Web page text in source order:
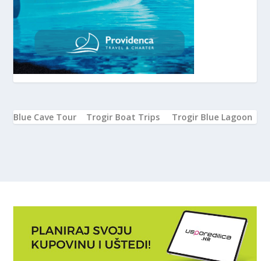
Blue Cave Tour Trogir Boat Trips Trogir Blue Lagoon